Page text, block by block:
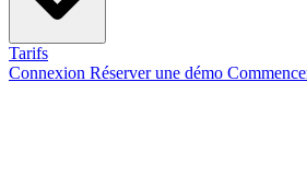
Tarifs
Connexion Réserver une démo